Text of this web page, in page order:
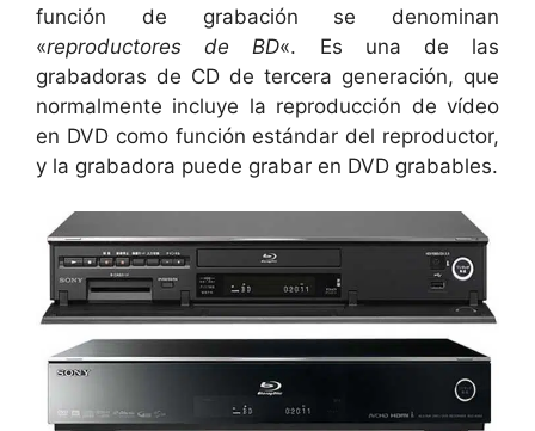
función de grabación se denominan
«reproductores de BD«. Es una de las
grabadoras de CD de tercera generación, que
normalmente incluye la reproducción de vídeo
en DVD como función estándar del reproductor,
y la grabadora puede grabar en DVD grabables.